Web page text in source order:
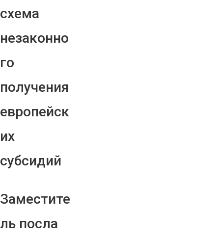
схема
незаконно
го
получения
европейск
их
субсидий
Заместите
ль посла